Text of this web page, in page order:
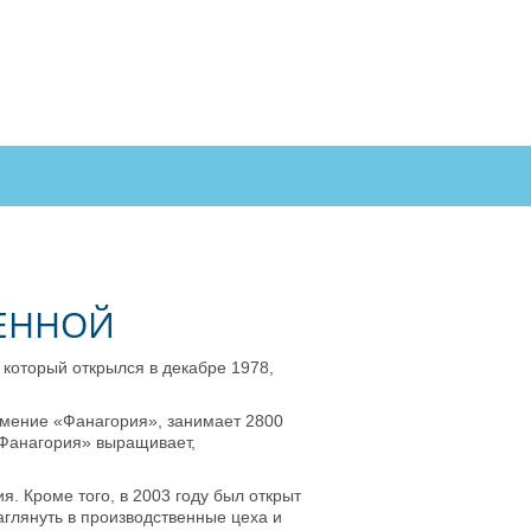
открылся в декабре 1978,
«Фанагория», занимает 2800
выращивает,
Кроме того, в 2003 году был открыт
в производственные цеха и